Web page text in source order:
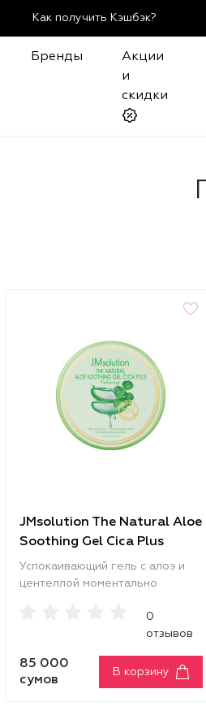
Как получить Кэшбэк?
Бренды
Акции
и
скидки
JMsolution The Natural Aloe
Soothing Gel Cica Plus
Calming
Успокаивающий гель с алоэ и
центеллой моментально
смягчает, снимает раздражение
и стимулирует регенерацию.
смягчает огрубевшие и
шелушащиеся участки, делает
0
отзывов
85 000
сумов
В корзину